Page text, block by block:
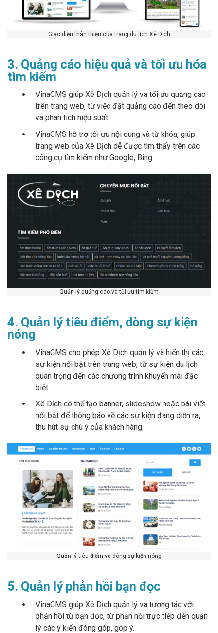
Giao diện thân thiện của trang du lịch Xê Dịch
3. Quảng cáo hiệu quả và tối ưu hóa
tìm kiếm
VinaCMS giúp Xê Dịch quản lý và tối ưu quảng cáo
trên trang web, từ việc đặt quảng cáo đến theo dõi
và phân tích hiệu suất.
VinaCMS hỗ trợ tối ưu nội dung và từ khóa, giúp
trang web của Xê Dịch dễ được tìm thấy trên các
công cụ tìm kiếm như Google, Bing.
Quản lý quảng cáo và tối ưu tìm kiếm
4. Quản lý tiêu điểm, dòng sự kiện
nóng
VinaCMS cho phép Xê Dịch quản lý và hiển thị các
sự kiện nổi bật trên trang web, từ sự kiện du lịch
quan trọng đến các chương trình khuyến mãi đặc
biệt.
Xê Dịch có thể tạo banner, slideshow hoặc bài viết
nổi bật để thông báo về các sự kiện đang diễn ra,
thu hút sự chú ý của khách hàng.
Quản lý tiêu điểm và dòng sự kiện nóng
5. Quản lý phản hồi bạn đọc
VinaCMS giúp Xê Dịch quản lý và tương tác với
phản hồi từ bạn đọc, từ phản hồi trực tiếp đến quản
lý các ý kiến đóng góp, góp ý.